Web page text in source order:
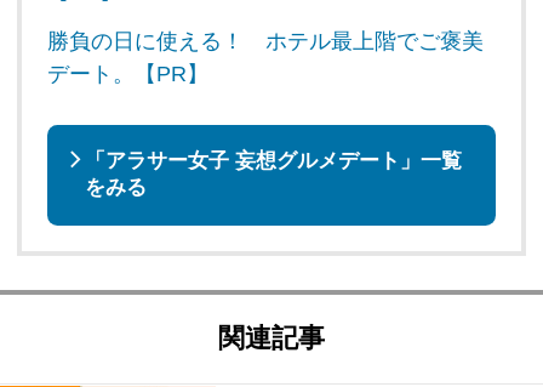
勝負の日に使える！ ホテル最上階でご褒美
デート。【PR】
「アラサー女子 妄想グルメデート」一覧
をみる
関連記事